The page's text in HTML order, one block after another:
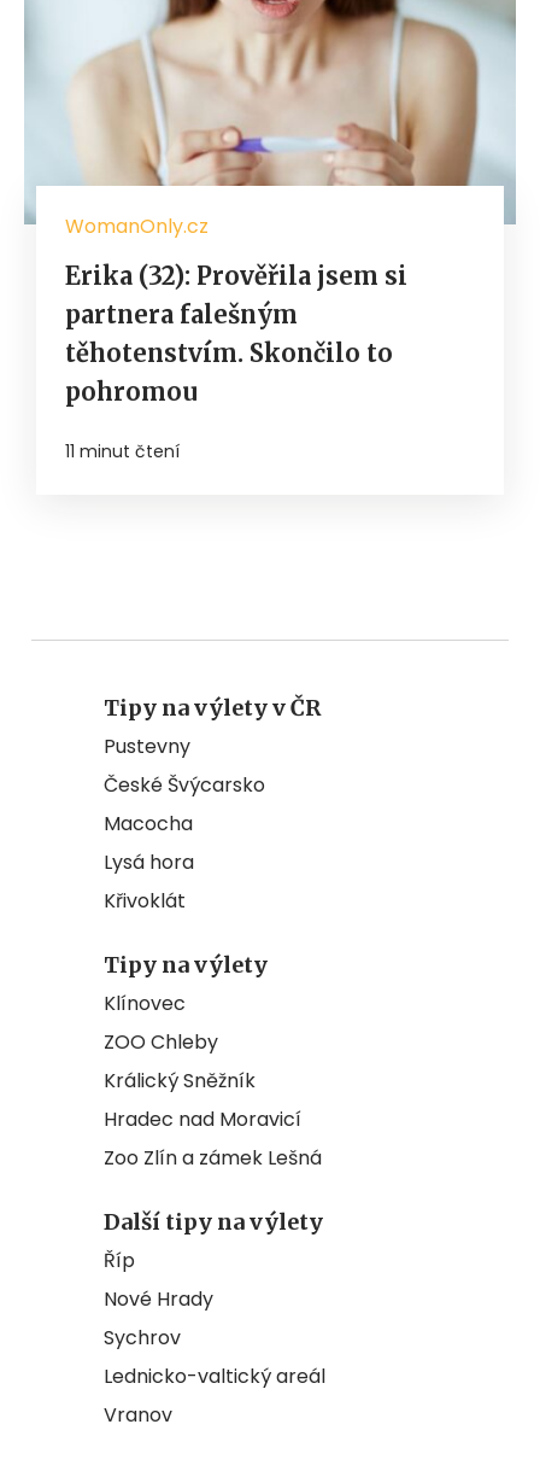
WomanOnly.cz
Erika (32): Prověřila jsem si
partnera falešným
těhotenstvím. Skončilo to
pohromou
11 minut čtení
Tipy na výlety v ČR
Pustevny
České Švýcarsko
Macocha
Lysá hora
Křivoklát
Tipy na výlety
Klínovec
ZOO Chleby
Králický Sněžník
Hradec nad Moravicí
Zoo Zlín a zámek Lešná
Další tipy na výlety
Říp
Nové Hrady
Sychrov
Lednicko-valtický areál
Vranov